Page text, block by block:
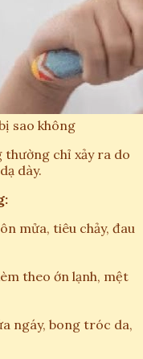
sao không
chỉ xảy ra do
dày.
mửa, tiêu chảy, đau
theo ớn lạnh, mệt
ngáy, bong tróc da,